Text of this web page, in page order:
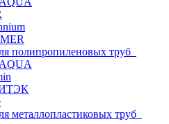
полипропиленовых труб
металлопластиковых труб